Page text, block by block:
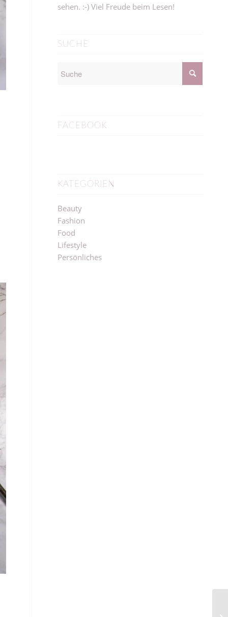
sehen. :-) Viel Freude beim Lesen!
SUCHE
FACEBOOK
KATEGORIEN
Beauty
Fashion
Food
Lifestyle
Persönliches